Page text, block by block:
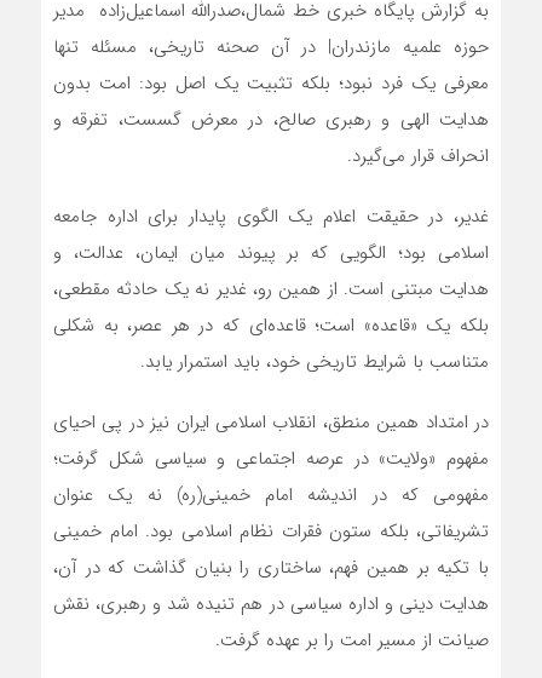
به گزارش پایگاه خبری خط شمال،صدرالله اسماعیل‌زاده مدیر
حوزه علمیه مازندران| در آن صحنه تاریخی، مسئله تنها
معرفی یک فرد نبود؛ بلکه تثبیت یک اصل بود: امت بدون
هدایت الهی و رهبری صالح، در معرض گسست، تفرقه و
انحراف قرار می‌گیرد.
غدیر، در حقیقت اعلام یک الگوی پایدار برای اداره جامعه
اسلامی بود؛ الگویی که بر پیوند میان ایمان، عدالت، و
هدایت مبتنی است. از همین رو، غدیر نه یک حادثه مقطعی،
بلکه یک «قاعده» است؛ قاعده‌ای که در هر عصر، به شکلی
متناسب با شرایط تاریخی خود، باید استمرار یابد.
در امتداد همین منطق، انقلاب اسلامی ایران نیز در پی احیای
مفهوم «ولایت» در عرصه اجتماعی و سیاسی شکل گرفت؛
مفهومی که در اندیشه امام خمینی(ره) نه یک عنوان
تشریفاتی، بلکه ستون فقرات نظام اسلامی بود. امام خمینی
با تکیه بر همین فهم، ساختاری را بنیان گذاشت که در آن،
هدایت دینی و اداره سیاسی در هم تنیده شد و رهبری، نقش
صیانت از مسیر امت را بر عهده گرفت.